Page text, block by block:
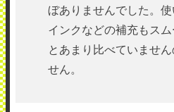
ぼありませんでした。使
インクなどの補充もス
とあまり比べていませ
せん。